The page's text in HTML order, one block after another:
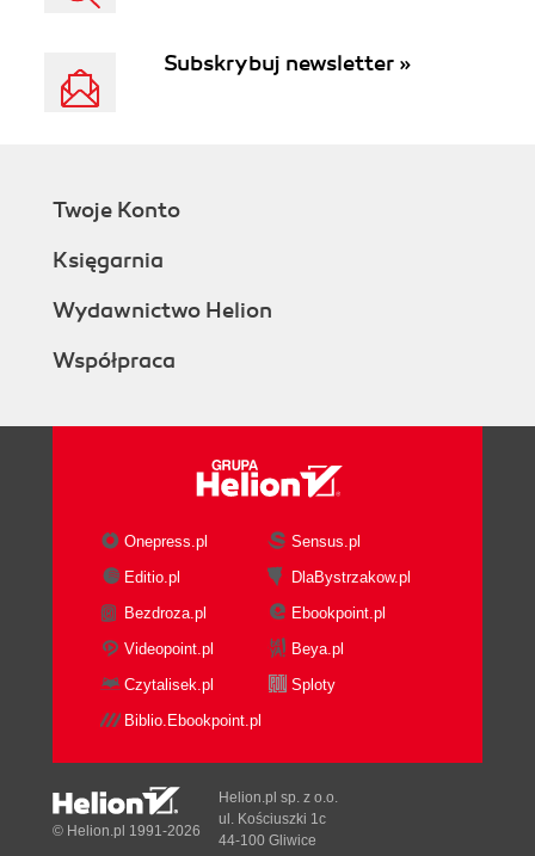
Subskrybuj newsletter »
Twoje Konto
Księgarnia
Wydawnictwo Helion
Współpraca
Onepress.pl
Sensus.pl
Editio.pl
DlaBystrzakow.pl
Bezdroza.pl
Ebookpoint.pl
Videopoint.pl
Beya.pl
Czytalisek.pl
Sploty
Biblio.Ebookpoint.pl
© Helion.pl 1991-2026
Helion.pl sp. z o.o.
ul. Kościuszki 1c
44-100 Gliwice